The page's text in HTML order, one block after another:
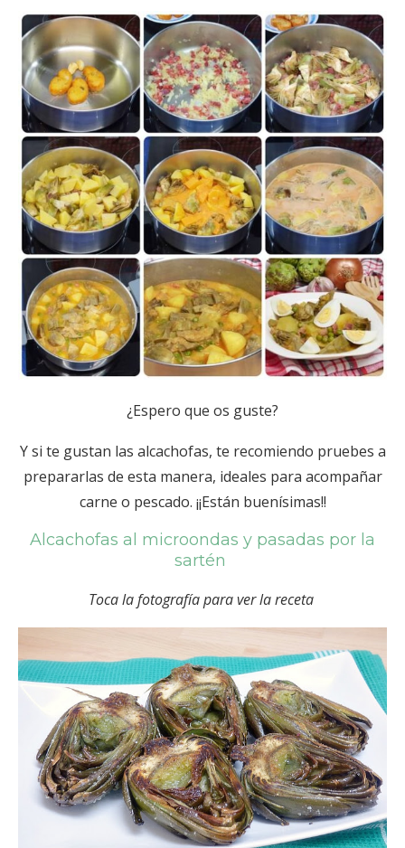
¿Espero que os guste?
Y si te gustan las alcachofas, te recomiendo pruebes a
prepararlas de esta manera, ideales para acompañar
carne o pescado. ¡¡Están buenísimas!!
Alcachofas al microondas y pasadas por la
sartén
Toca la fotografía para ver la receta